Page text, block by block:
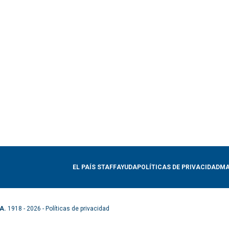
EL PAÍS STAFFAYUDAPOLÍTICAS DE PRIVACIDAD
1918 - 2026 - Políticas de privacidad